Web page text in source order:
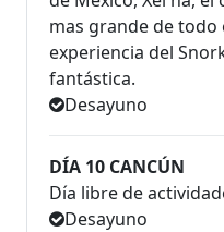
mas grande de todo
experiencia del
fantástica.
Desayuno
DÍA 10 CANCÚN
Día libre de
Desayuno